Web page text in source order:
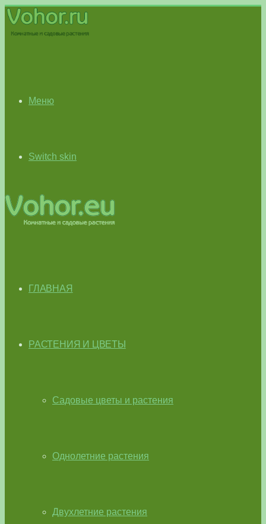
Меню
Switch skin
ГЛАВНАЯ
РАСТЕНИЯ И ЦВЕТЫ
Садовые цветы и растения
Однолетние растения
Двухлетние растения